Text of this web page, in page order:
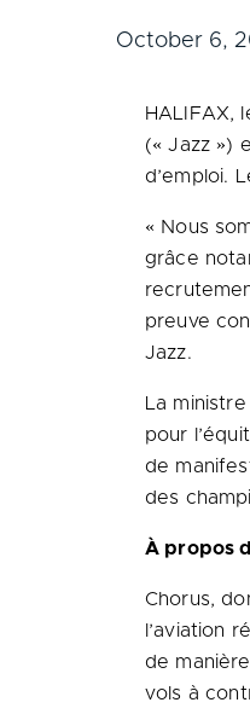
October 6,
HALIFAX,
(« Jazz »)
d’emploi.
« Nous
grâce
preuve
Jazz.
La
pour
de
des
À propos
Chorus,
l’aviation
de
vols à